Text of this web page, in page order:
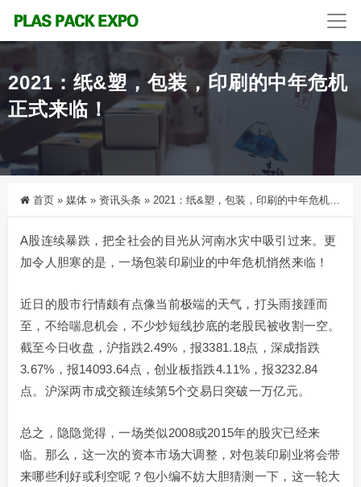
2021：纸&塑，包装，印刷的中年危机
正式来临！
首页 » 媒体 » 资讯头条 » 2021：纸&塑，包装，印刷的中年危机正式来临！
A股连续暴跌，把全社会的目光从河南水灾中吸引过来。更
加令人胆寒的是，一场包装印刷业的中年危机悄然来临！
近日的股市行情颇有点像当前极端的天气，打头雨接踵而
至，不给喘息机会，不少炒短线抄底的老股民被收割一空。
截至今日收盘，沪指跌2.49%，报3381.18点，深成指跌
3.67%，报14093.64点，创业板指跌4.11%，报3232.84
点。沪深两市成交额连续第5个交易日突破一万亿元。
总之，隐隐觉得，一场类似2008或2015年的股灾已经来
临。那么，这一次的资本市场大调整，对包装印刷业将会带
来哪些利好或利空呢？包小编不妨大胆猜测一下，这一轮大